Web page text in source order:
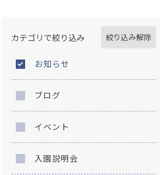
カテゴリで絞り込み 絞り込み解除
お知らせ
ブログ
イベント
入園説明会